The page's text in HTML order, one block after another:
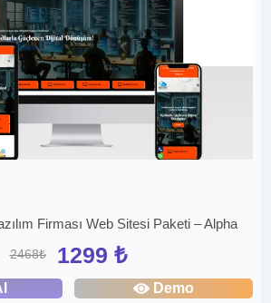
Firması Web Sitesi Paketi – Alpha
2468₺ 1299 ₺
Demo